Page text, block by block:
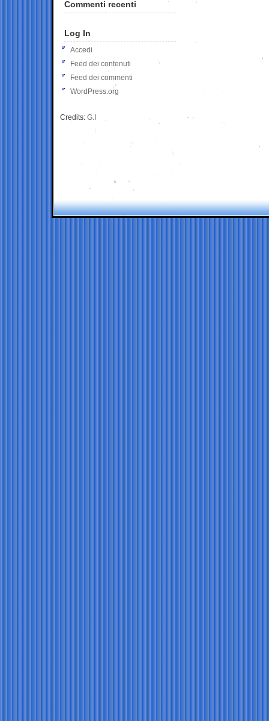
Commenti recenti
Log In
Accedi
Feed dei contenuti
Feed dei commenti
WordPress.org
Credits: G.I